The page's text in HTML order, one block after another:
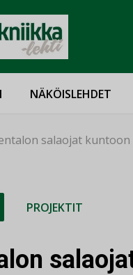
NÄKÖISLEHDET
salaojat kuntoon
PROJEKTIT